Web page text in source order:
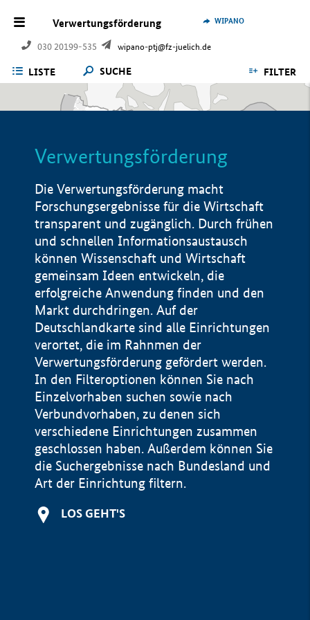
Verwertungsförderung
030 20199-535 wipano-ptj@fz-juelich.de
WIPANO
LISTE SUCHE FILTER
Verwertungsförderung
Die Verwertungsförderung macht
Forschungsergebnisse für die Wirtschaft
transparent und zugänglich. Durch frühen
und schnellen Informationsaustausch
können Wissenschaft und Wirtschaft
gemeinsam Ideen entwickeln, die
erfolgreiche Anwendung finden und den
Markt durchdringen. Auf der
Deutschlandkarte sind alle Einrichtungen
verortet, die im Rahnmen der
Verwertungsförderung gefördert werden.
In den Filteroptionen können Sie nach
Einzelvorhaben suchen sowie nach
Verbundvorhaben, zu denen sich
verschiedene Einrichtungen zusammen
geschlossen haben. Außerdem können Sie
die Suchergebnisse nach Bundesland und
Art der Einrichtung filtern.
LOS GEHT'S